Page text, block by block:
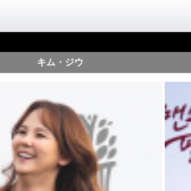
キム・ジウ